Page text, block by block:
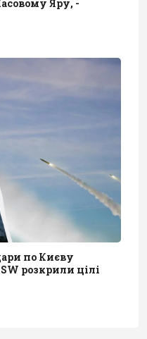
Яру, -
по Києву
розкрили цілі